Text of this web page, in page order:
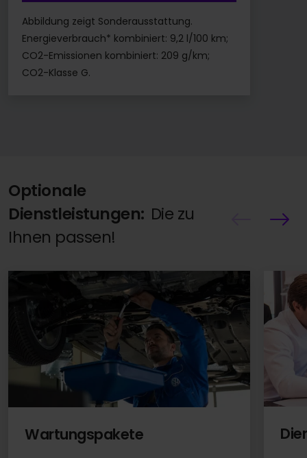
Abbildung zeigt Sonderausstattung.
Energieverbrauch* kombiniert: 9,2 l/100 km;
CO2-Emissionen kombiniert: 209 g/km;
CO2-Klasse G.
Optionale
Dienstleistungen: Die zu
Ihnen passen!
Wartungspakete